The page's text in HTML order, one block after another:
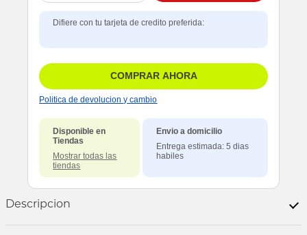
Difiere con tu tarjeta de credito preferida:
COMPRAR AHORA
Politica de devolucion y cambio
Disponible en
Tiendas
Mostrar todas las
tiendas
Envio a domicilio
Entrega estimada: 5 dias
habiles
Descripcion